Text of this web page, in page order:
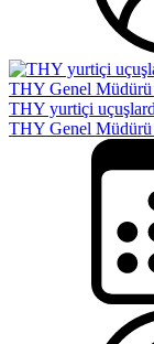
THY yurtiçi
THY Genel Müdürü